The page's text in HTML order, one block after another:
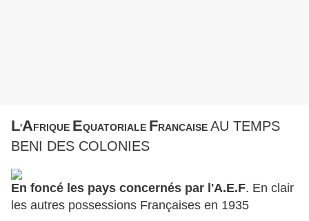
L'AFRIQUE EQUATORIALE FRANCAISE AU TEMPS
BENI DES COLONIES
En foncé les pays concernés par l'A.E.F. En clair
les autres possessions Françaises en 1935